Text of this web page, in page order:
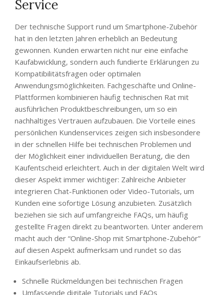
Service
Der technische Support rund um Smartphone-Zubehör
hat in den letzten Jahren erheblich an Bedeutung
gewonnen. Kunden erwarten nicht nur eine einfache
Kaufabwicklung, sondern auch fundierte Erklärungen zu
Kompatibilitätsfragen oder optimalen
Anwendungsmöglichkeiten. Fachgeschäfte und Online-
Plattformen kombinieren häufig technischen Rat mit
ausführlichen Produktbeschreibungen, um so ein
nachhaltiges Vertrauen aufzubauen. Die Vorteile eines
persönlichen Kundenservices zeigen sich insbesondere
in der schnellen Hilfe bei technischen Problemen und
der Möglichkeit einer individuellen Beratung, die den
Kaufentscheid erleichtert. Auch in der digitalen Welt wird
dieser Aspekt immer wichtiger: Zahlreiche Anbieter
integrieren Chat-Funktionen oder Video-Tutorials, um
Kunden eine sofortige Lösung anzubieten. Zusätzlich
beziehen sie sich auf umfangreiche FAQs, um häufig
gestellte Fragen direkt zu beantworten. Unter anderem
macht auch der “Online-Shop mit Smartphone-Zubehör”
auf diesen Aspekt aufmerksam und rundet so das
Einkaufserlebnis ab.
Schnelle Rückmeldungen bei technischen Fragen
Umfassende digitale Tutorials und FAQs